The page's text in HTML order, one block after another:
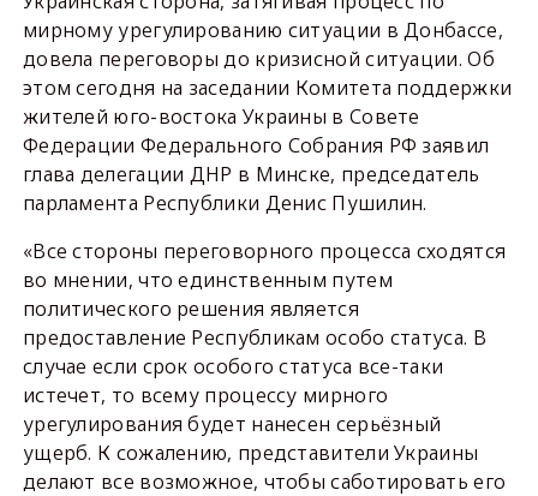
мирному урегулированию ситуации в Донбассе,
довела переговоры до кризисной ситуации. Об
этом сегодня на заседании Комитета поддержки
жителей юго-востока Украины в Совете
Федерации Федерального Собрания РФ заявил
глава делегации ДНР в Минске, председатель
парламента Республики Денис Пушилин.
«Все стороны переговорного процесса сходятся
во мнении, что единственным путем
политического решения является
предоставление Республикам особо статуса. В
случае если срок особого статуса все-таки
истечет, то всему процессу мирного
урегулирования будет нанесен серьёзный
ущерб. К сожалению, представители Украины
делают все возможное, чтобы саботировать его